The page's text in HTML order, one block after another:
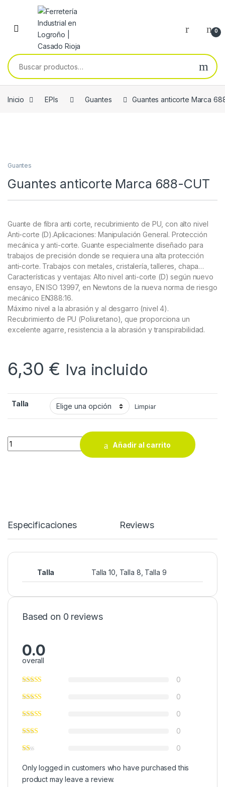
Skip to navigation
Skip to content
0
Buscar por:
Inicio EPIs Guantes Guantes anticorte Marca
Guantes
Guantes anticorte Marca 688-CUT
Guante de fibra anti corte, recubrimiento de PU, con alto nivel
Anti-corte (D).Aplicaciones: Manipulación General. Protección
mecánica y anti-corte. Guante especialmente diseñado para
trabajos de precisión donde se requiera una alta protección
anti-corte. Trabajos con metales, cristalería, talleres, chapa…
Características y ventajas: Alto nivel anti-corte (D) según nuevo
ensayo, EN ISO 13997, en Newtons de la nueva norma de riesgo
mecánico EN388:16.
Máximo nivel a la abrasión y al desgarro (nivel 4).
Recubrimiento de PU (Poliuretano), que proporciona un
excelente agarre, resistencia a la abrasión y transpirabilidad.
6,30 € Iva incluido
Talla Limpiar
Guantes anticorte Marca 688-CUT quantity
Añadir al carrito
Especificaciones Reviews
Talla Talla 10, Talla 8, Talla 9
Based on 0 reviews
0.0
overall
0
0
0
0
0
Only logged in customers who have purchased this
product may leave a review.